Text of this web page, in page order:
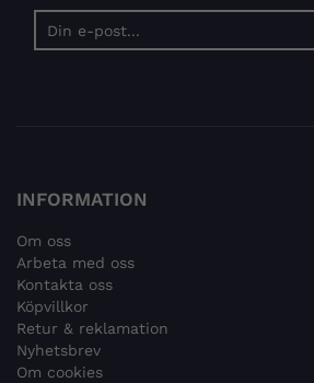
INFORMATION
Om oss
Arbeta med oss
Kontakta oss
Köpvillkor
Retur & reklamation
Nyhetsbrev
Om cookies